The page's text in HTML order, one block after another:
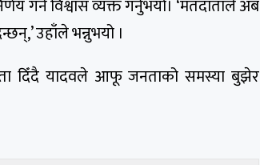
गर्ने विश्वास व्यक्त गर्नुभयो। ‘मतदाताले अब
उहाँले भन्नुभयो ।
दिँदै यादवले आफू जनताको समस्या बुझेर